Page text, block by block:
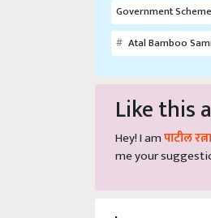
Atal Bamboo
Like this
Hey! I amपाटील
me your